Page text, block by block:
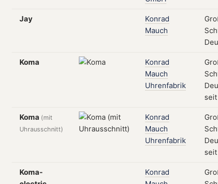
Jay
Konrad
Mauch
Koma
Konrad
Mauch
Uhrenfabrik
seit
Koma (mit
Uhrausschnitt)
Konrad
Mauch
Uhrenfabrik
seit
Koma-
Konrad